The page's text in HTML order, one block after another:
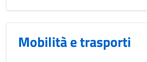
Mobilità e trasporti